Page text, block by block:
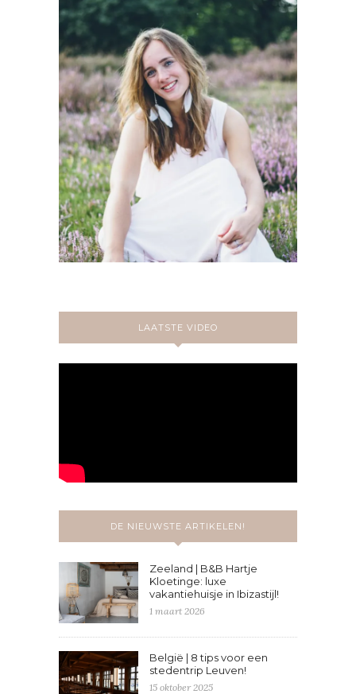
LAATSTE VIDEO
DE NIEUWSTE ARTIKELEN!
Zeeland | B&B Hartje
Kloetinge: luxe
vakantiehuisje in Ibizastijl!
1 maart 2026
België | 8 tips voor een
stedentrip Leuven!
15 oktober 2025